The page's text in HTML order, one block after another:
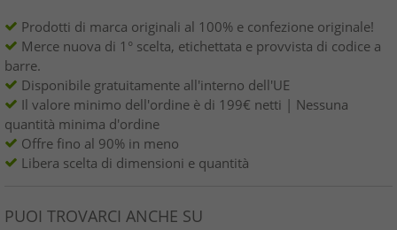
Prodotti di marca originali al 100% e confezione originale!
Merce nuova di 1° scelta, etichettata e provvista di codice a
barre.
Disponibile gratuitamente all'interno dell'UE
Il valore minimo dell'ordine è di 199€ netti | Nessuna
quantità minima d'ordine
Offre fino al 90% in meno
Libera scelta di dimensioni e quantità
PUOI TROVARCI ANCHE SU